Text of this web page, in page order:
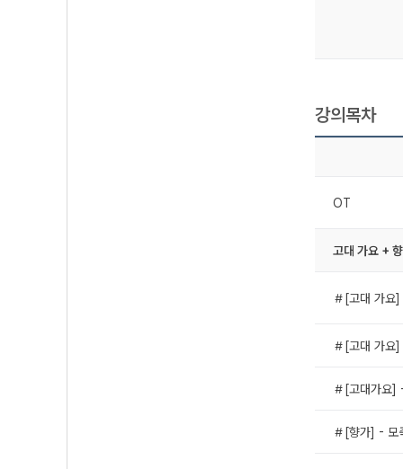
강의목차
OT
고대 가요 +
＃[고대 가요
＃[고대 가요
＃[고대가요]
＃[향가] - 모